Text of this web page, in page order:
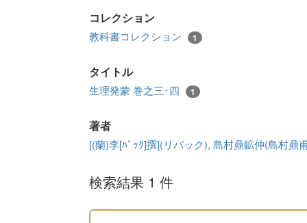
コレクション
教科書コレクション 1
タイトル
生理発蒙 巻之三･四 1
著者
[(蘭)李[ﾊﾞｯｸ]撰](リバック), 島村鼎鉱仲(島村鼎
検索結果 1 件